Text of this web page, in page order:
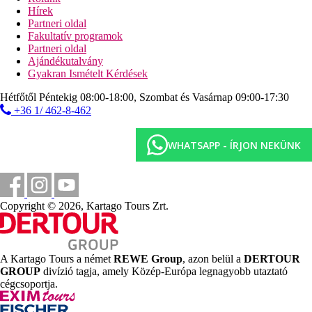
Pancsoló, játszótér, miniklub, ingyenes gyermekágy (kérésre).
Kártyák
VÍZUM, EC/MC.
www.saintmichel.net
WiFi a hallban és a szobában.
internetsarok.
3 csillag
Jegyzet
A Baleár-szigeteken idegenforgalmi adót kell fizetni a szálloda
kategóriájától függően. Az adó nincs benne az utazás árában, azt
a vendégnek közvetlenül a szálloda recepcióján kell megfizetnie.
A felsorolt szolgáltatások és tevékenységek körét és minőségét
befolyásolhatják az adott úti célon végrehajtott higiéniai vagy
járványvédelmi intézkedések.
Hírek
Partneri oldal
Fakultatív programok
Partneri oldal
Ajándékutalvány
Gyakran Ismételt Kérdések
Hétfőtől Péntekig 08:00-18:00, Szombat és Vasárnap 09:00-17:30
+36 1/ 462-8-462
WHATSAPP - ÍRJON NEKÜNK
Copyright © 2026, Kartago Tours Zrt.
A Kartago Tours a német REWE Group, azon belül a DERTOUR
GROUP divízió tagja, amely Közép-Európa legnagyobb utaztató
cégcsoportja.